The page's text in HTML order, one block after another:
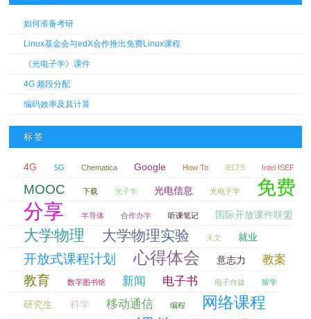
如何准备考研
Linux基金会与edX合作推出免费Linux课程
《光电子学》课件
4G 频段分配
编码效率及其计算
标签
4G 5G Chematica Google How To IELTS Intel ISEF
MOOC 下载 光子学 光电信息 光电子学 免费
分享 半导体 合作办学 听课笔记 国际开放课件联盟
大学物理 大学物理实验 天文 就业
开放式课程计划 心得体会 意志力 教案
教育 数字图书馆 新闻 电子书 电子自旋 留学
研究生 科学 移动通信 编程 网络课程